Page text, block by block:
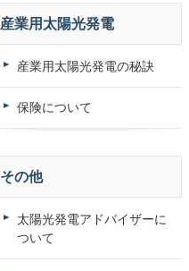
産業用太陽光発電
産業用太陽光発電の秘訣
保険について
その他
太陽光発電アドバイザーに
ついて